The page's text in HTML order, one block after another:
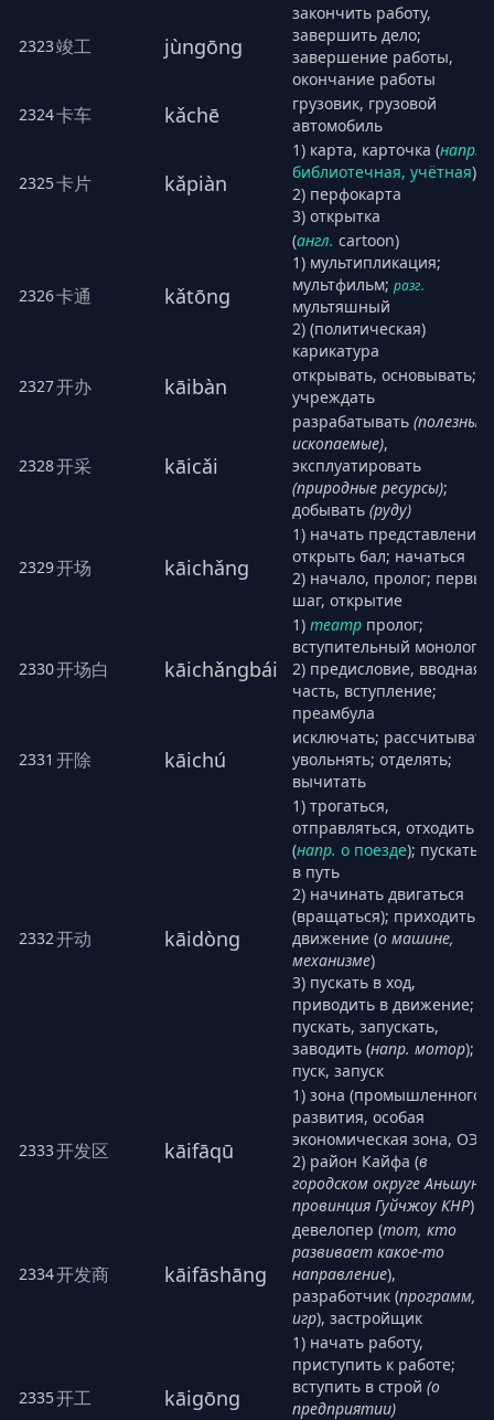
2323竣工 jùngōng
закончить работу,
завершить дело;
завершение работы,
окончание работы
2324卡车 kǎchē
грузовик, грузовой
автомобиль
2325卡片 kǎpiàn
1) карта, карточка (напр.
библиотечная, учётная)
2) перфокарта
3) открытка
2326卡通 kǎtōng
(англ. cartoon)
1) мультипликация;
мультфильм; разг.
мультяшный
2) (политическая)
карикатура
2327开办 kāibàn
открывать, основывать;
учреждать
2328开采 kāicǎi
разрабатывать (полезные
ископаемые),
эксплуатировать
(природные ресурсы);
добывать (руду)
2329开场 kāichǎng
1) начать представление;
открыть бал; начаться
2) начало, пролог; первый
шаг, открытие
2330开场白 kāichǎngbái
1) театр пролог;
вступительный монолог
2) предисловие, вводная
часть, вступление;
преамбула
2331 开除 kāichú
исключать;
увольнять; отделять;
вычитать
2332开动 kāidòng
1) трогаться,
отправляться, отходить
(напр. о поезде); пускаться
в путь
2) начинать двигаться
(вращаться); приходить в
движение (о машине,
механизме)
3) пускать в ход,
приводить в движение;
пускать, запускать,
заводить (напр. мотор);
пуск, запуск
2333开发区 kāifāqū
1) зона (промышленного)
развития, особая
экономическая зона, ОЭЗ
2) район Кайфа (в
городском округе Аньшунь,
провинция Гуйчжоу КНР)
2334开发商 kāifāshāng
девелопер (тот, кто
развивает какое-то
направление),
разработчик (программ,
игр), застройщик
2335开工 kāigōng
1) начать работу,
приступить к работе;
вступить в строй (о
предприятии)